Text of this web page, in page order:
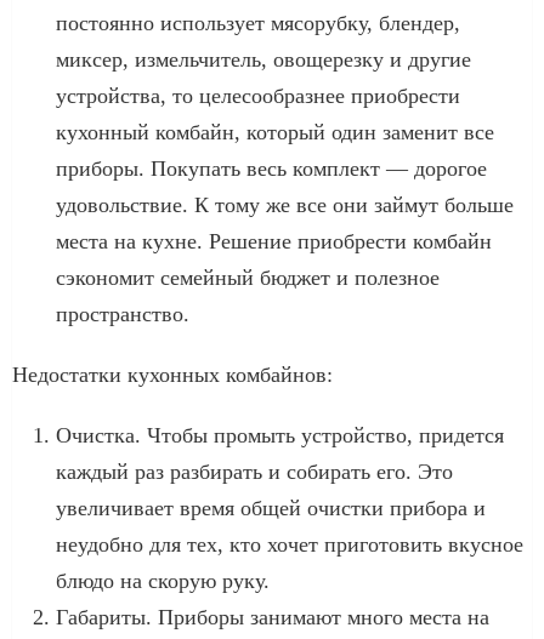
постоянно использует мясорубку, блендер,
миксер, измельчитель, овощерезку и другие
устройства, то целесообразнее приобрести
кухонный комбайн, который один заменит все
приборы. Покупать весь комплект — дорогое
удовольствие. К тому же все они займут больше
места на кухне. Решение приобрести комбайн
сэкономит семейный бюджет и полезное
пространство.
Недостатки кухонных комбайнов:
Очистка. Чтобы промыть устройство, придется
каждый раз разбирать и собирать его. Это
увеличивает время общей очистки прибора и
неудобно для тех, кто хочет приготовить вкусное
блюдо на скорую руку.
Габариты. Приборы занимают много места на